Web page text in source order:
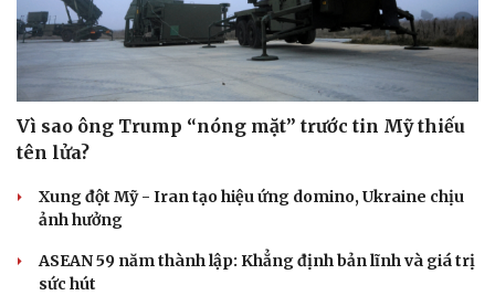
Vì sao ông Trump “nóng mặt” trước tin Mỹ thiếu
tên lửa?
Xung đột Mỹ - Iran tạo hiệu ứng domino, Ukraine chịu
ảnh hưởng
ASEAN 59 năm thành lập: Khẳng định bản lĩnh và giá trị
sức hút